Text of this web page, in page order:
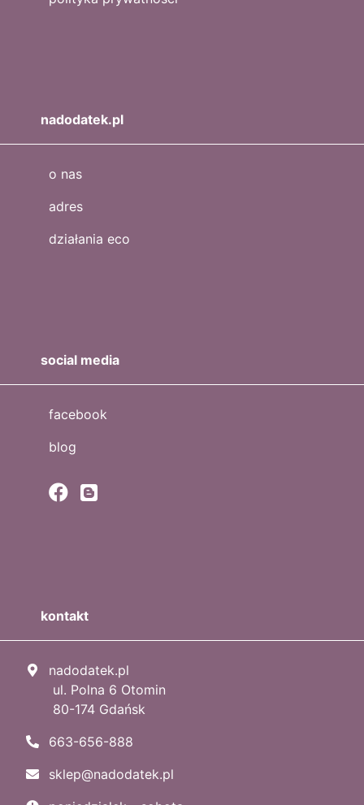
nadodatek.pl
o nas
adres
działania eco
social media
facebook
blog
kontakt
nadodatek.pl
ul. Polna 6 Otomin
80-174 Gdańsk
663-656-888
sklep@nadodatek.pl